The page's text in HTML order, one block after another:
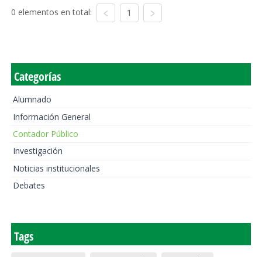
0 elementos en total: 1
Categorías
Alumnado
Información General
Contador Público
Investigación
Noticias institucionales
Debates
Tags